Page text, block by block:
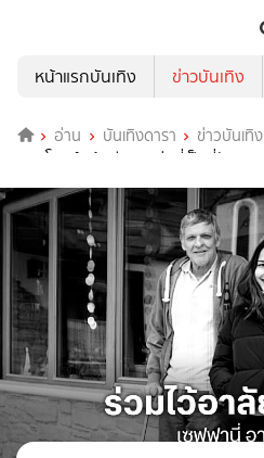
หน้าแรกบันเทิง
ข่าวบันเทิง
อ่าน บันเทิงดารา ข่าวบันเทิง
นิค" โพสต์เศร้าเสียคุณพ่อที่เป็นที่รัก